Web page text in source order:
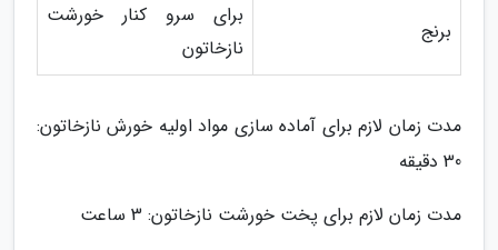
برنج
برای سرو کنار خورشت
نازخاتون
مدت زمان لازم برای آماده سازی مواد اولیه خورش نازخاتون:
30 دقیقه
مدت زمان لازم برای پخت خورشت نازخاتون: 3 ساعت